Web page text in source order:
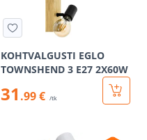
KOHTVALGUSTI EGLO
TOWNSHEND 3 E27 2X60W
31 .99 € /tk